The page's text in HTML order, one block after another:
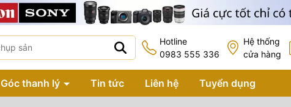
Hotline
0983 555 336
Hệ thống
cửa hàng
Góc thanh lý Tin tức Liên hệ Tuyển dụng